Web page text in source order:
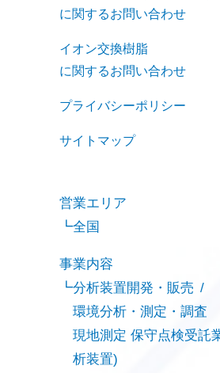
に関するお問い合わせ
イオン交換樹脂
に関するお問い合わせ
プライバシーポリシー
サイトマップ
営業エリア
全国
事業内容
分析装置開発・販売
環境分析・測定・調査
現地測定 保守点検受託
析装置)